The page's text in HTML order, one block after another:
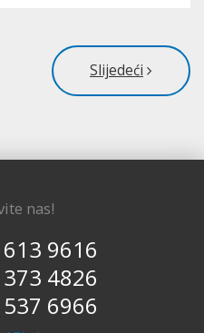
Slijedeći
nas!
9616
4826
6966